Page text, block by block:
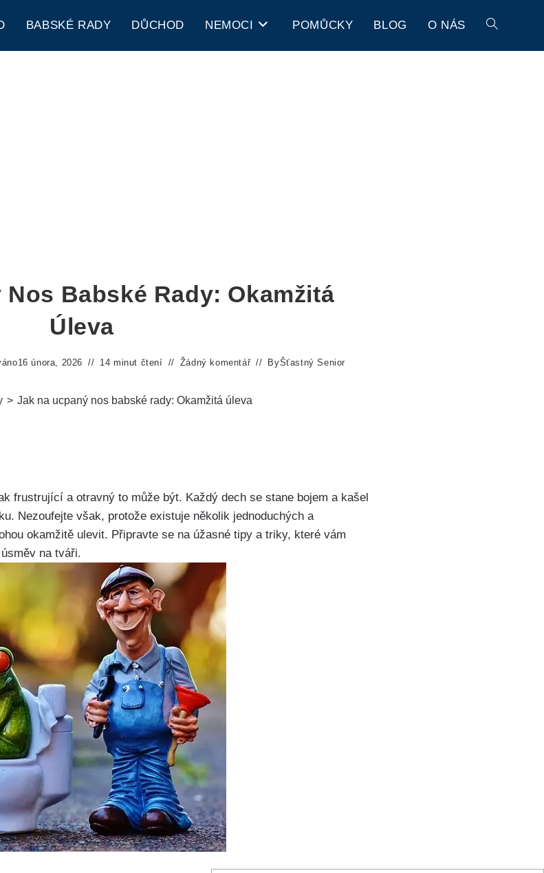
BABSKÉ RADY DŮCHOD NEMOCI POMŮCKY BLOG O NÁS
Babské Rady: Okamžitá
Úleva
16 února, 2026 14 minut čtení Žádný komentář ByŠťastný Senior
> Jak na ucpaný nos babské rady: Okamžitá úleva
frustrující a ​otravný to může být. ⁣Každý dech se stane bojem⁢ a kašel
Nezoufejte ‍však, protože existuje několik ⁤jednoduchých a​
okamžitě ulevit. Připravte se na úžasné tipy ⁤a⁣ triky, které vám
na tváři.